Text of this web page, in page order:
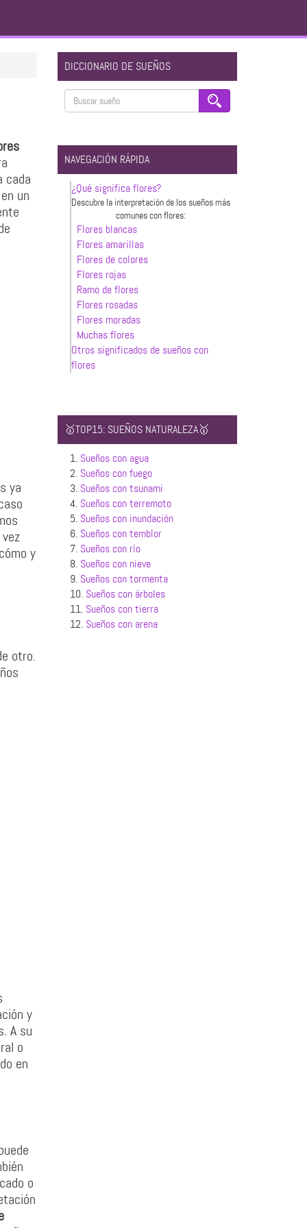
cada
un
ya
y
otro.
y
A su
o
en
o
DICCIONARIO DE SUEÑOS
NAVEGACIÓN RÁPIDA
¿Qué significa flores?
Descubre la interpretación de los sueños más
comunes con flores:
Flores blancas
Flores amarillas
Flores de colores
Flores rojas
Ramo de flores
Flores rosadas
Flores moradas
Muchas flores
Otros significados de sueños con
flores
🥇TOP15: SUEÑOS NATURALEZA🥇
1. Sueños con agua
2. Sueños con fuego
3. Sueños con tsunami
4. Sueños con terremoto
5. Sueños con inundación
6. Sueños con temblor
7. Sueños con río
8. Sueños con nieve
9. Sueños con tormenta
10. Sueños con árboles
11. Sueños con tierra
12. Sueños con arena